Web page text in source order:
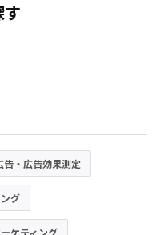
告・広告効果測定
グ